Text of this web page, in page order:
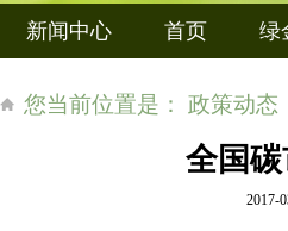
新闻中心 首页 绿
您当前位置是： 政策动态
全国